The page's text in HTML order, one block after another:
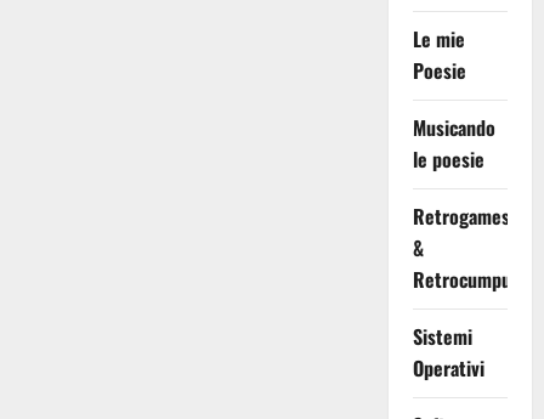
Le mie
Poesie
Musicando
le poesie
Retrogames
&
Retrocumputing
Sistemi
Operativi